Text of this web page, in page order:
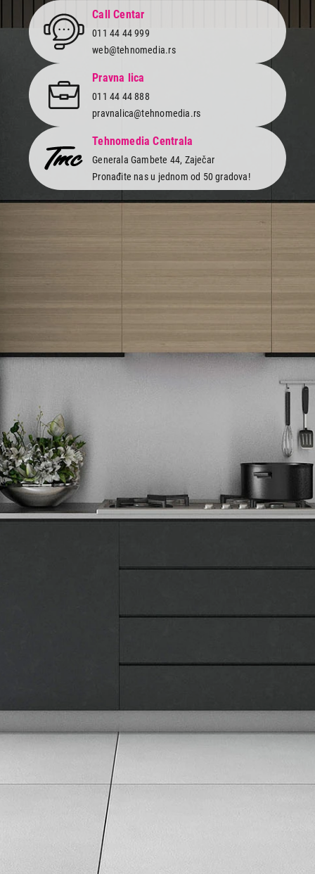
Call Centar
011 44 44 999
web@tehnomedia.rs
Pravna lica
011 44 44 888
pravnalica@tehnomedia.rs
Tehnomedia Centrala
Generala Gambete 44, Zaječar
Pronađite nas u jednom od 50 gradova!
Tehnomedia
O nama
Naše prodavnice
Korisnički servis
Reklamacije i servis
Pratite nas na društvenim mrežama